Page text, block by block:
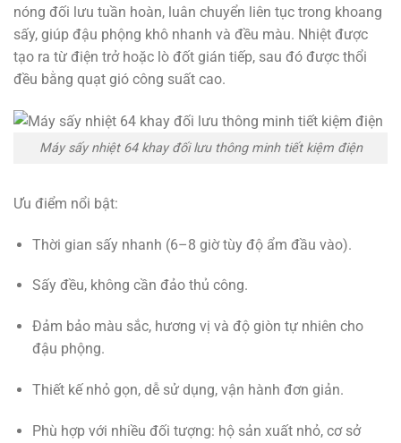
nóng đối lưu tuần hoàn, luân chuyển liên tục trong khoang
sấy, giúp đậu phộng khô nhanh và đều màu. Nhiệt được
tạo ra từ điện trở hoặc lò đốt gián tiếp, sau đó được thổi
đều bằng quạt gió công suất cao.
Máy sấy nhiệt 64 khay đối lưu thông minh tiết kiệm điện
Ưu điểm nổi bật:
Thời gian sấy nhanh (6–8 giờ tùy độ ẩm đầu vào).
Sấy đều, không cần đảo thủ công.
Đảm bảo màu sắc, hương vị và độ giòn tự nhiên cho
đậu phộng.
Thiết kế nhỏ gọn, dễ sử dụng, vận hành đơn giản.
Phù hợp với nhiều đối tượng: hộ sản xuất nhỏ, cơ sở